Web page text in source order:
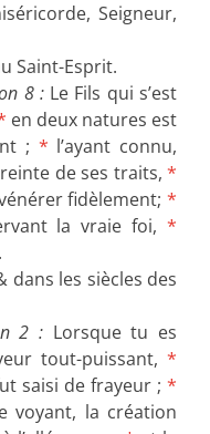
Seigneur,
Saint-Esprit.
8 :Le Fils qui s’est
en deux natures est
; * l’ayant connu,
de ses traits, *
fidèlement; *
la vraie foi, *
dans les siècles des
2 : Lorsque tu es
tout-puissant, *
saisi de frayeur ; *
voyant, la création